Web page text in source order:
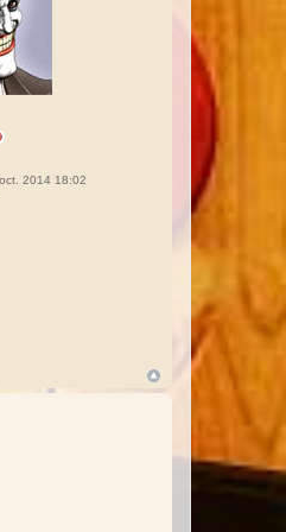
2014 18:02